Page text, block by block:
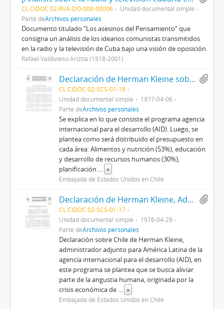
CL CIDOC 02-RVA-DO-008-00006
Unidad documental simple
Parte deArchivos personales
Documento titulado "Los asesinos del Pensamiento" que
consigna un análisis de los idearios comunistas transmitidos
en la radio y la televisión de Cuba bajo una visión de oposición.
Rafael Valdivieso Ariztía (1918-2001)
Declaración de Herman Kleine sobre proposiciones de ayuda para América Latina y región del Caribe para el año fiscal 1977
CL CIDOC 02-SCS-01-18
Unidad documental simple
1977-04-06
Parte deArchivos personales
Se explica en lo que consiste el programa agencia
internacional para el desarrollo (AID). Luego, se
plantea como será distribuido el presupuesto en
cada área: Alimentos y nutrición (53%), educación
y desarrollo de recursos humanos (30%),
planificación ... »
Embajada de Estados Unidos en Chile
Declaración de Herman Kleine, Administrador adjunto para América Latina de la Agencia Internacional para el Desarrollo [AID] sobre la situación en Chile.
CL CIDOC 02-SCS-01-17
Unidad documental simple
1976-04-29
Parte deArchivos personales
Declaración sobre Chile de Herman Kleine,
administrador adjunto para América Latina de la
agencia internacional para el desarrollo (AID), en
este programa se plantea que se busca aliviar
parte de la angustia humana, originada por la
crisis económica de ... »
Embajada de Estados Unidos en Chile